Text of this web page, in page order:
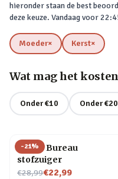
hieronder staan de best
deze keuze. Vandaag voor
Moeder×
verwijderen Kerst×
verwijderen
Wat mag het
Onder €10 Onder €20
-21%
Henry Bureau
stofzuiger
€28,99
Nu voor€22,99